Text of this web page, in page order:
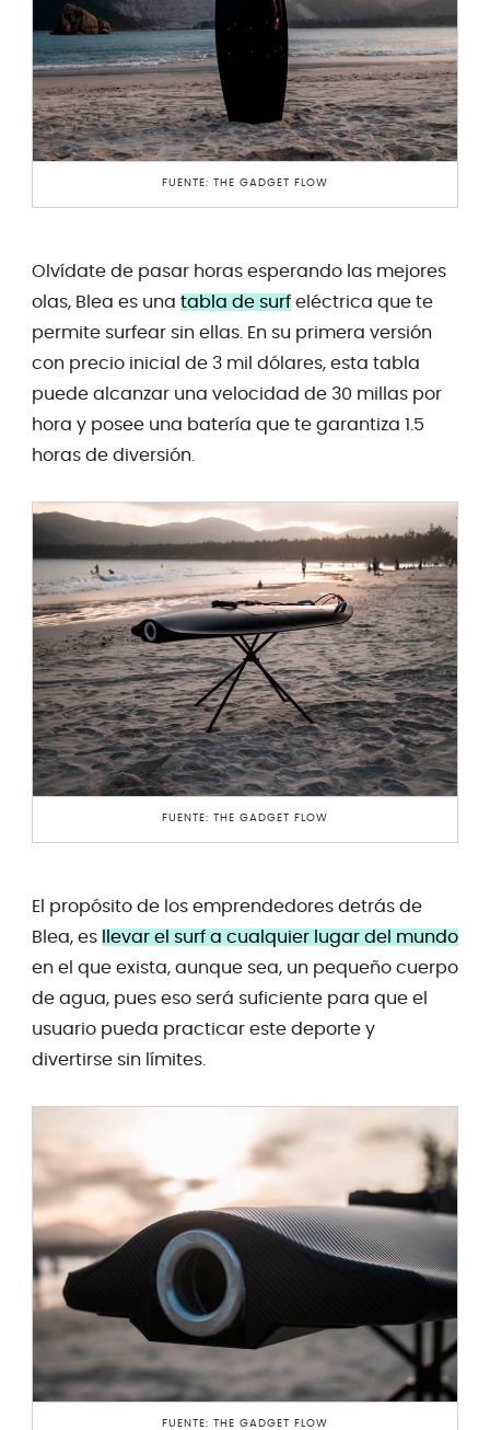
FUENTE: THE GADGET FLOW
Olvídate de pasar horas esperando las mejores
olas, Blea es una tabla de surf eléctrica que te
permite surfear sin ellas. En su primera versión
con precio inicial de 3 mil dólares, esta tabla
puede alcanzar una velocidad de 30 millas por
hora y posee una batería que te garantiza 1.5
horas de diversión.
FUENTE: THE GADGET FLOW
El propósito de los emprendedores detrás de
Blea, es
llevar el surf a cualquier lugar del mundo
en el que exista, aunque sea, un pequeño cuerpo
de agua, pues eso será suficiente para que el
usuario pueda practicar este deporte y
divertirse sin límites.
FUENTE: THE GADGET FLOW